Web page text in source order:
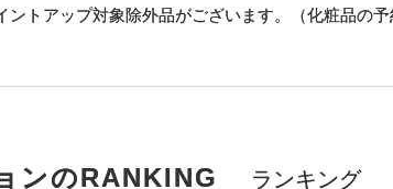
ントアップ対象除外品がございます。（化粧品の
ンのRANKING ランキング